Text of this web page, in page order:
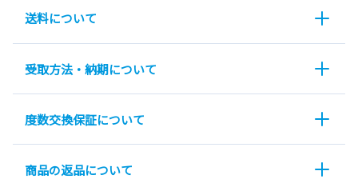
送料について
受取方法・納期について
度数交換保証について
商品の返品について